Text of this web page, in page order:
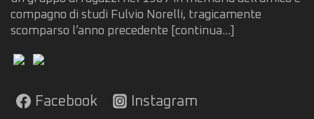
compagno di studi Fulvio Norelli, tragicamente
scomparso l’anno precedente
[continua...]
Facebook Instagram